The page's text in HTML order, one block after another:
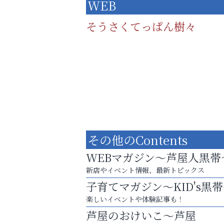
WEB
そうさくてっぱん樹々
８周年コースが半額以下の8,000円！
神戸牛ステーキに舌鼓♪
芦屋人~あしやびと~
その他のContents
WEBマガジン～芦屋人黒帯
新店やイベント情報、最新トピックス
子育てマガジン～KID's黒
楽しいイベントや体験記事も！
芦屋のおけいこ～芦屋